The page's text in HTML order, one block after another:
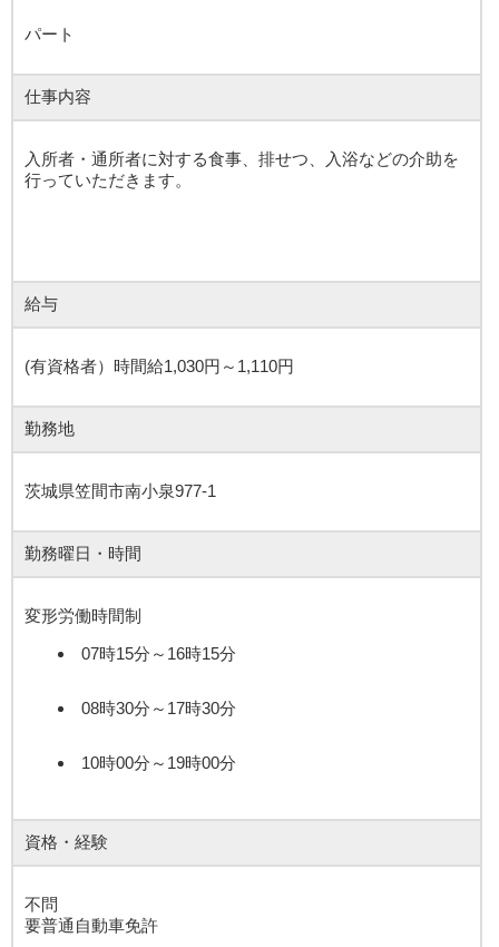
パート
仕事内容
入所者・通所者に対する食事、排せつ、入浴などの介助を
行っていただきます。
給与
(有資格者）時間給1,030円～1,110円
勤務地
茨城県笠間市南小泉977-1
勤務曜日・時間
変形労働時間制
07時15分～16時15分
08時30分～17時30分
10時00分～19時00分
資格・経験
不問
要普通自動車免許